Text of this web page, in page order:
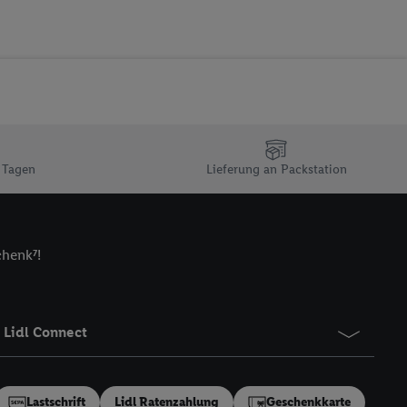
Lieferung an Packstation
Lidl Connect
Lastschrift Lidl Ratenzahlung Geschenkkarte
Online-Kennung
auszuspielen.
E-Mail-
verfügbar ist.
und einer
Kennung
zu erfassen.
Dritten betrieben
speziell zur
„Nutzung der